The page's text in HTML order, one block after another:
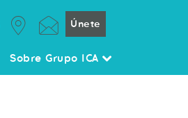
Únete
Sobre Grupo ICA